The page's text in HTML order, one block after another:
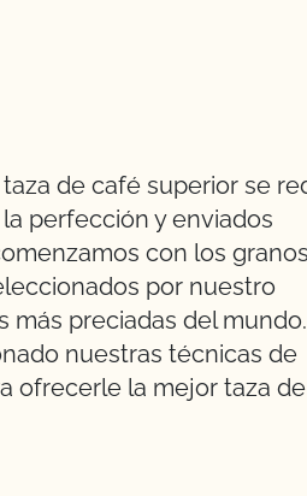
de café superior se
perfección y enviados
con los
por nuestro
preciadas del
nuestras técnicas de
ofrecerle la mejor taza